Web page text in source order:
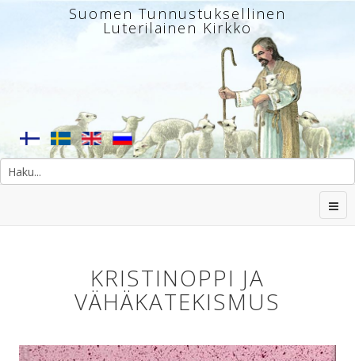
Suomen Tunnustuksellinen
Luterilainen Kirkko
KRISTINOPPI JA
VÄHÄKATEKISMUS